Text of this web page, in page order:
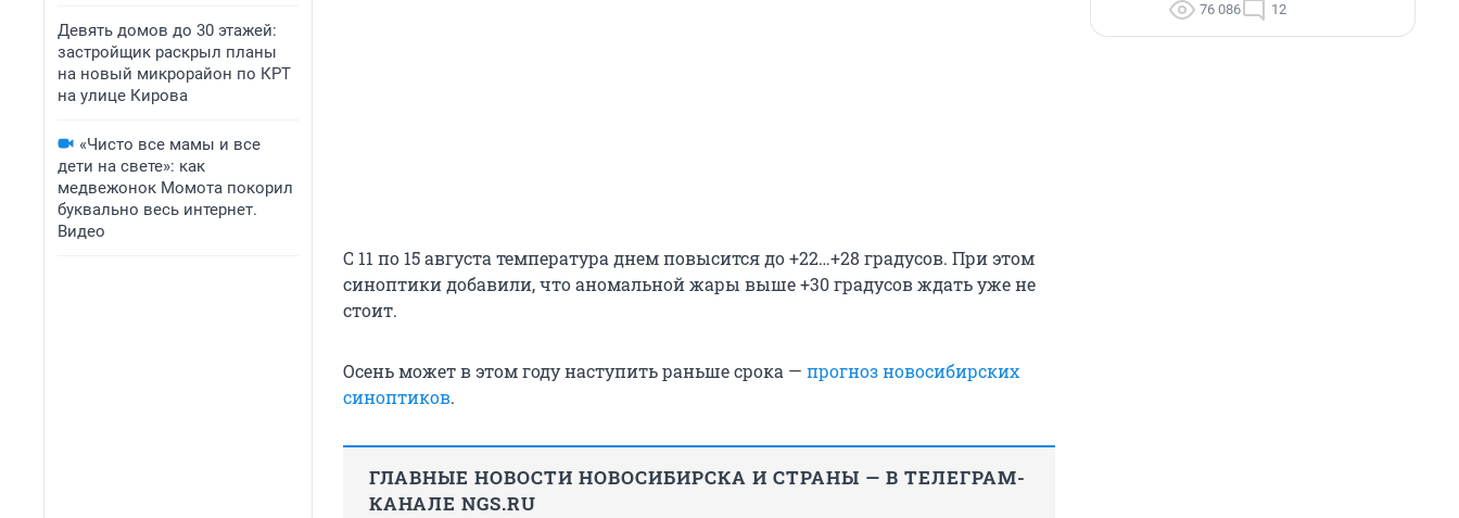
Девять домов до 30 этажей:
застройщик раскрыл планы
на новый микрорайон по КРТ
на улице Кирова
«Чисто все мамы и все
дети на свете»: как
медвежонок Момота покорил
буквально весь интернет.
Видео
С 11 по 15 августа температура днем повысится до +22…+28 градусов. При этом
синоптики добавили, что аномальной жары выше +30 градусов ждать уже не
стоит.
Осень может в этом году наступить раньше срока — прогноз новосибирских
синоптиков.
ГЛАВНЫЕ НОВОСТИ НОВОСИБИРСКА И СТРАНЫ — В ТЕЛЕГРАМ-
КАНАЛЕ NGS.RU
76 086 12